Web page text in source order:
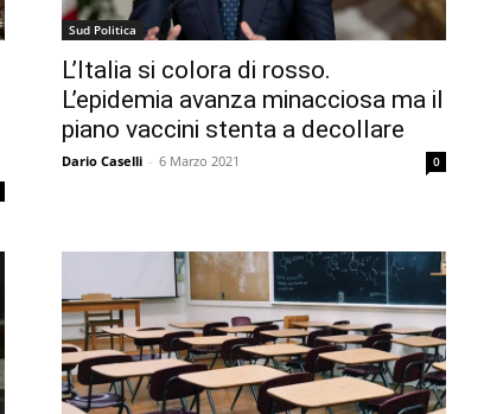
Sud Politica
L’Italia si colora di rosso.
L’epidemia avanza minacciosa ma il
piano vaccini stenta a decollare
Dario Caselli - 6 Marzo 2021 0